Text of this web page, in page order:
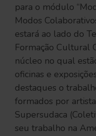
para o módulo
Modos
estará ao lado do
Formação Cultural
núcleo no qual
oficinas e
destaques o
formados por
Supersudaca
seu trabalho na